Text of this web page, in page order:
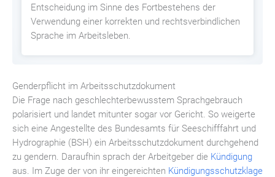
Entscheidung im Sinne des Fortbestehens der
Verwendung einer korrekten und rechtsverbindlichen
Sprache im Arbeitsleben.
Genderpflicht im Arbeitsschutzdokument
Die Frage nach geschlechterbewusstem Sprachgebrauch
polarisiert und landet mitunter sogar vor Gericht. So weigerte
sich eine Angestellte des Bundesamts für Seeschifffahrt und
Hydrographie (BSH) ein Arbeitsschutzdokument durchgehend
zu gendern. Daraufhin sprach der Arbeitgeber die Kündigung
aus. Im Zuge der von ihr eingereichten Kündigungsschutzklage